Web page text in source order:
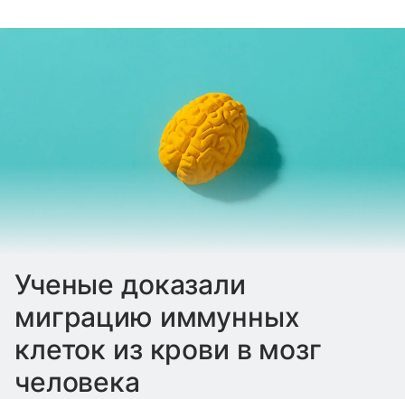
Ученые доказали
миграцию иммунных
клеток из крови в мозг
человека